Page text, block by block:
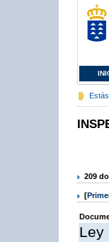
209
[
Ley